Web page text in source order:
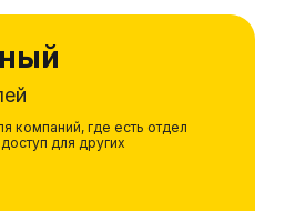
компаний, где есть отдел
для других